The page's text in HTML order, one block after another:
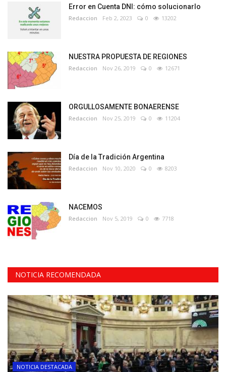
Error en Cuenta DNI: cómo solucionarlo
Redaccion Feb 2, 2023 0 13202
NUESTRA PROPUESTA DE REGIONES
Redaccion Nov 26, 2019 0 12671
ORGULLOSAMENTE BONAERENSE
Redaccion Nov 25, 2019 0 11204
Día de la Tradición Argentina
Redaccion Nov 10, 2020 0 8203
NACEMOS
Redaccion Nov 5, 2019 0 7718
NOTICIA RECOMENDADA
NOTICIA DESTACADA